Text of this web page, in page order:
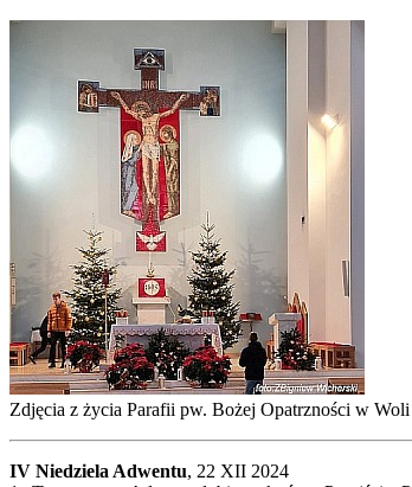
Zdjęcia z życia Parafii pw. Bożej Opatrzności w
IV Niedziela Adwentu, 22 XII 2024